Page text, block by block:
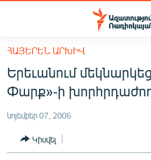
Մատչելիության
հիմնական
բովանդակությանը
Անցնել
հիմնական
մենյուին
ՀԱՅԱՍՏԱՆ
ՔԱՂԱՔԱԿԱՆ
ԸՆՏՐՈՒԹՅՈՒՆՆԵՐ 2026
ԻՐԱՎՈՒՆՔ
ՀԱՅԵՐԵՆ ԱՐԽԻՎ
Երեւանում
Փարք»-ի
նոյեմբեր 07, 2006
Կիսվել